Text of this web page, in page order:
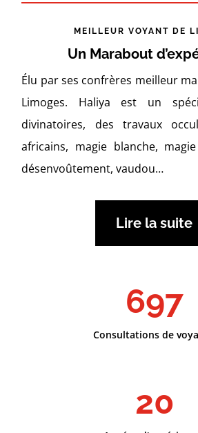
MEILLEUR VOYANT DE
Un Marabout
Élu par ses confrères meilleur
Limoges. Haliya est un
divinatoires, des travaux
africains, magie blanche,
désenvoûtement, vaudou…
Lire la suite
697
Consultations de
20